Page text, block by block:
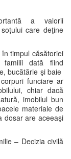
a valorii
care deţine
timpul căsătoriei
dată fiind
bucătărie şi baie
funciare ar
chiar dacă
imobilul bun
materiale de
dosar are aceeaşi
– Decizia civilă